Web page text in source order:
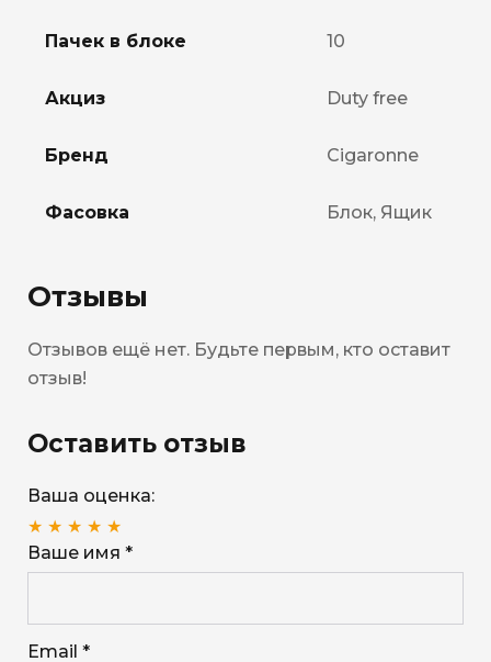
Пачек в блоке 10
Акциз Duty free
Бренд Cigaronne
Фасовка Блок, Ящик
Отзывы
Отзывов ещё нет. Будьте первым, кто оставит
отзыв!
Оставить отзыв
Ваша оценка:
★ ★ ★ ★ ★
Ваше имя *
Email *